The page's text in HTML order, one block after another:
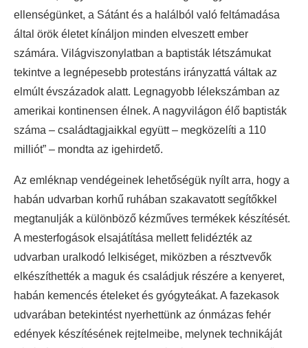
ellenségünket, a Sátánt és a halálból való feltámadása
által örök életet kínáljon minden elveszett ember
számára. Világviszonylatban a baptisták létszámukat
tekintve a legnépesebb protestáns irányzattá váltak az
elmúlt évszázadok alatt. Legnagyobb lélekszámban az
amerikai kontinensen élnek. A nagyvilágon élő baptisták
száma – családtagjaikkal együtt – megközelíti a 110
milliót” – mondta az igehirdető.
Az emléknap vendégeinek lehetőségük nyílt arra, hogy a
habán udvarban korhű ruhában szakavatott segítőkkel
megtanulják a különböző kézműves termékek készítését.
A mesterfogások elsajátítása mellett felidézték az
udvarban uralkodó lelkiséget, miközben a résztvevők
elkészíthették a maguk és családjuk részére a kenyeret,
habán kemencés ételeket és gyógyteákat. A fazekasok
udvarában betekintést nyerhettünk az ónmázas fehér
edények készítésének rejtelmeibe, melynek technikáját